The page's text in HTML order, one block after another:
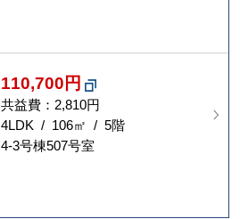
110,700円
共益費：2,810円
4LDK / 106㎡ / 5階
4-3号棟507号室